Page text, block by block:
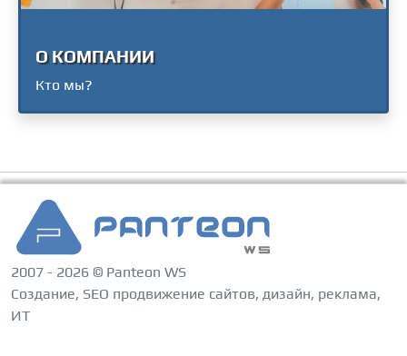
О КОМПАНИИ
Кто мы?
2007 - 2026 © Panteon WS
Создание, SEO продвижение сайтов, дизайн, реклама,
ИТ